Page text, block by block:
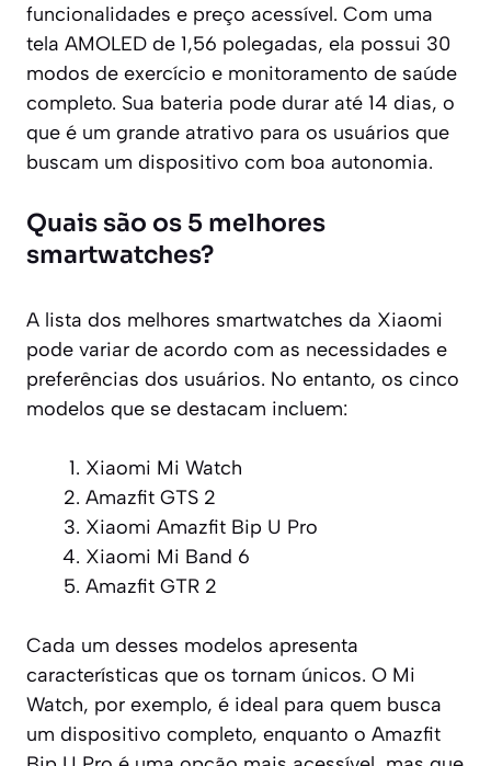
funcionalidades e preço acessível. Com uma
tela AMOLED de 1,56 polegadas, ela possui 30
modos de exercício e monitoramento de saúde
completo. Sua bateria pode durar até 14 dias, o
que é um grande atrativo para os usuários que
buscam um dispositivo com boa autonomia.
Quais são os 5 melhores
smartwatches?
A lista dos melhores smartwatches da Xiaomi
pode variar de acordo com as necessidades e
preferências dos usuários. No entanto, os cinco
modelos que se destacam incluem:
Xiaomi Mi Watch
Amazfit GTS 2
Xiaomi Amazfit Bip U Pro
Xiaomi Mi Band 6
Amazfit GTR 2
Cada um desses modelos apresenta
características que os tornam únicos. O Mi
Watch, por exemplo, é ideal para quem busca
um dispositivo completo, enquanto o Amazfit